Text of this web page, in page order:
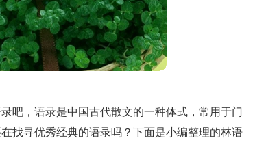
吧，语录是中国古代散文的一种体式，常用于门
找寻优秀经典的语录吗？下面是小编整理的林语